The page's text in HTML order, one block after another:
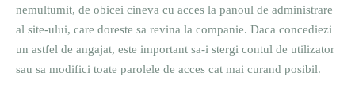
nemultumit, de obicei cineva cu acces la panoul de administrare
al site-ului, care doreste sa revina la companie. Daca concediezi
un astfel de angajat, este important sa-i stergi contul de utilizator
sau sa modifici toate parolele de acces cat mai curand posibil.